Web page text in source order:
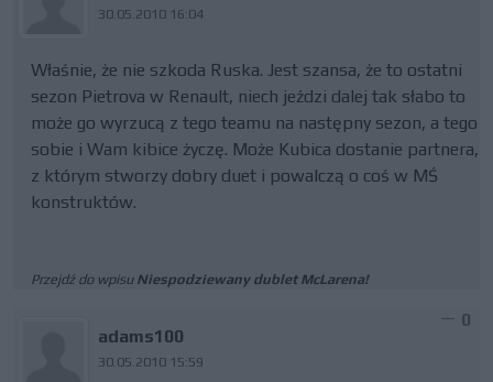
30.05.2010 16:04
Właśnie, że nie szkoda Ruska. Jest szansa, że to ostatni
sezon Pietrova w Renault, niech jeździ dalej tak słabo to
może go wyrzucą z tego teamu na następny sezon, a tego
sobie i Wam kibice życzę. Może Kubica dostanie partnera,
z którym stworzy dobry duet i powalczą o coś w MŚ
konstruktów.
Przejdź do wpisu Niespodziewany dublet McLarena!
adams100
30.05.2010 15:59
0